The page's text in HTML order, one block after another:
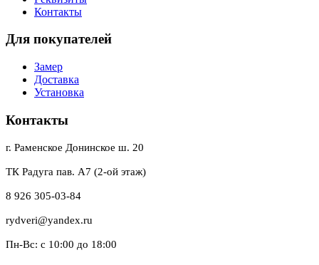
Контакты
Для покупателей
Замер
Доставка
Установка
Контакты
г. Раменское Донинское ш. 20
ТК Радуга пав. А7 (2-ой этаж)
8 926 305-03-84
rydveri@yandex.ru
Пн-Вс: с 10:00 до 18:00